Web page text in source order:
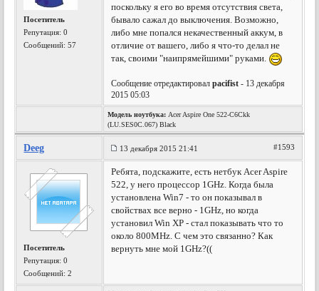
Посетитель
Репутация:0
Сообщений: 57
поскольку я его во время отсутствия света,
бывало сажал до выключения. Возможно,
либо мне попался некачественный аккум, в
отличие от вашего, либо я что-то делал не
так, своими "наипрямейшими" руками.
Сообщение отредактировалpacifist - 13 декабря
2015 05:03
Модель ноутбука: Acer Aspire One 522-C6Ckk
(LU.SES0C.067) Black
Deeg 13 декабря 2015 21:41 #1593
Посетитель
Репутация:0
Сообщений: 2
Ребята, подскажите, есть нетбук Acer Aspire
522, у него процессор 1GHz. Когда была
установлена Win7 - то он показывал в
свойствах все верно - 1GHz, но когда
установил Win XP - стал показывать что то
около 800MHz. С чем это связанно? Как
вернуть мне мой 1GHz?((